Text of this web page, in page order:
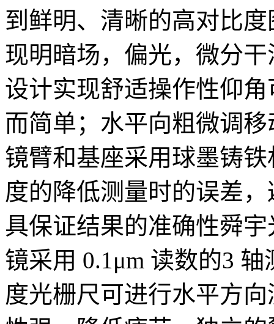
到鲜明、清晰的高对比
现明暗场，偏光，微分
设计实现舒适操作性仰
而简单；水平向粗微调
镜臂和基座采用球墨铸
度的降低测量时的误差
具保证结果的准确性舜
镜采用 0.1μm 读数的3
度光栅尺可进行水平方